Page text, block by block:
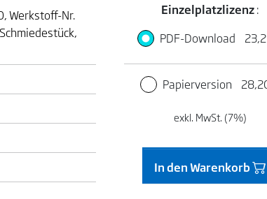
Werkstoff-Nr.
Einzelplatzlizenz:
PDF-Download
Papierversion
exkl. MwSt. (7%)
In den Warenkorb